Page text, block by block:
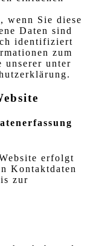
wenn Sie diese
Daten sind
identifiziert
zum
unserer unter
erfolgt
Kontaktdaten
zur